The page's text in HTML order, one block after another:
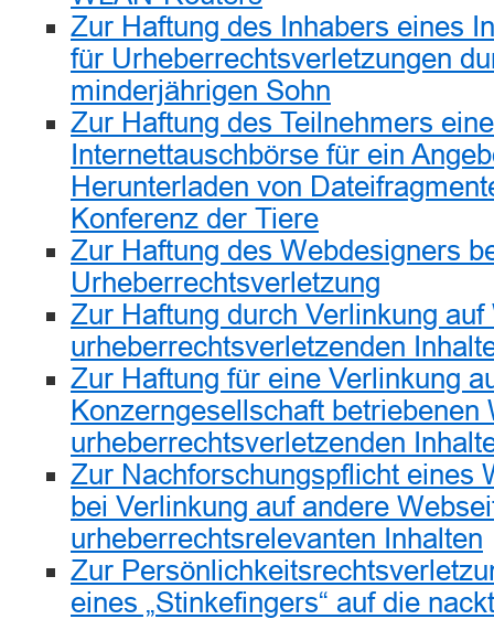
Zur Haftung des Inhabers eines
für Urheberrechtsverletzungen
minderjährigen Sohn
Zur Haftung des Teilnehmers
Internettauschbörse für ein
Herunterladen von
Konferenz der Tiere
Zur Haftung des Webdesigners
Urheberrechtsverletzung
Zur Haftung durch Verlinkung
urheberrechtsverletzenden
Zur Haftung für eine Verlinkung
Konzerngesellschaft betriebenen
urheberrechtsverletzenden
Zur Nachforschungspflicht eines
bei Verlinkung auf andere
urheberrechtsrelevanten Inhalten
Zur
eines „Stinkefingers“ auf die